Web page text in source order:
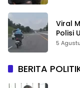
Viral
Polisi
Usai
5
BERITA